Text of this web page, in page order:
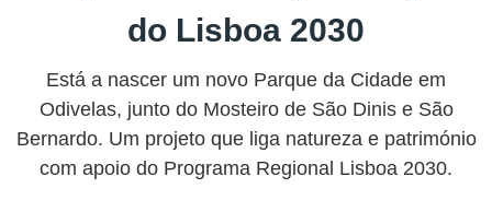
do Lisboa 2030
Está a nascer um novo Parque da Cidade em
Odivelas, junto do Mosteiro de São Dinis e São
Bernardo. Um projeto que liga natureza e património
com apoio do Programa Regional Lisboa 2030.